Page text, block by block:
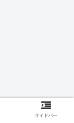
サイドバー